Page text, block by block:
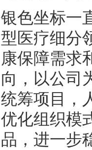
银色坐标一
型医疗细分
康保障需求
向，以公司
统筹项目，
优化组织模
品，进一步